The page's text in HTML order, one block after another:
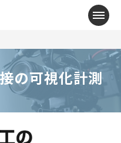
メニ
の可視化計測